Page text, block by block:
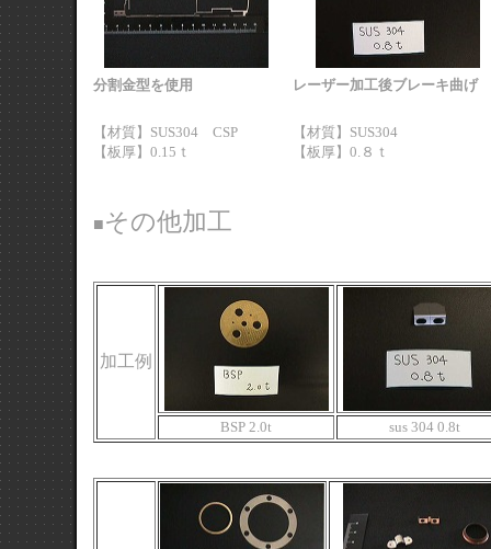
分割金型を使用
【材質】SUS304 CSP
【板厚】0.15ｔ
レーザー加工後ブレーキ曲げ
【材質】SUS304
【板厚】0.８ｔ
■その他加工
加工例
BSP 2.0t sus 304 0.8t